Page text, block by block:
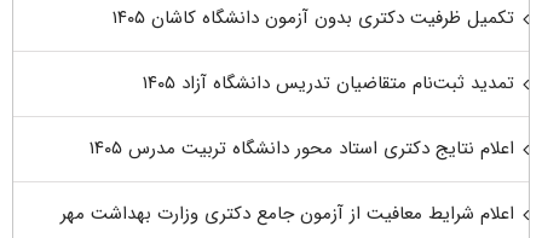
تکمیل ظرفیت دکتری بدون آزمون دانشگاه کاشان ۱۴۰۵
تمدید ثبت‌نام متقاضیان تدریس دانشگاه آزاد ۱۴۰۵
اعلام نتایج دکتری استاد محور دانشگاه تربیت مدرس ۱۴۰۵
اعلام شرایط معافیت از آزمون جامع دکتری وزارت بهداشت مهر